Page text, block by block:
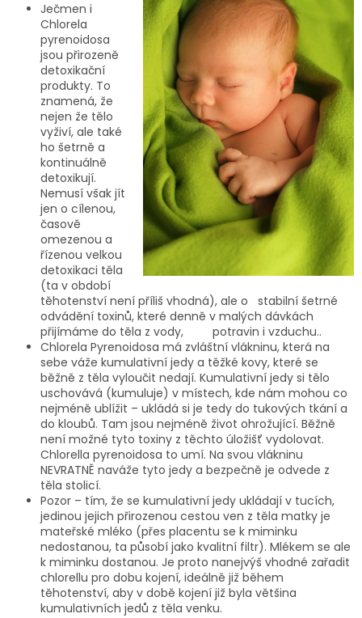
Ječmen i
Chlorela
pyrenoidosa
jsou přirozeně
detoxikační
produkty. To
znamená, že
nejen že tělo
vyživí, ale také
ho šetrně a
kontinuálně
detoxikují.
Nemusí však jít
jen o cílenou,
časově
omezenou a
řízenou velkou
detoxikaci těla
(ta v období
těhotenství není příliš vhodná), ale o stabilní šetrné
odvádění toxinů, které denně v malých dávkách
přijímáme do těla z vody, potravin i vzduchu..
Chlorela Pyrenoidosa má zvláštní vlákninu, která na
sebe váže kumulativní jedy a těžké kovy, které se
běžně z těla vyloučit nedají. Kumulativní jedy si tělo
uschovává (kumuluje) v místech, kde nám mohou co
nejméně ublížit – ukládá si je tedy do tukových tkání a
do kloubů. Tam jsou nejméně život ohrožující. Běžně
není možné tyto toxiny z těchto úložišť vydolovat.
Chlorella pyrenoidosa to umí. Na svou vlákninu
NEVRATNĚ naváže tyto jedy a bezpečně je odvede z
těla stolicí.
Pozor – tím, že se kumulativní jedy ukládají v tucích,
jedinou jejich přirozenou cestou ven z těla matky je
mateřské mléko (přes placentu se k miminku
nedostanou, ta působí jako kvalitní filtr). Mlékem se ale
k miminku dostanou. Je proto nanejvýš vhodné zařadit
chlorellu pro dobu kojení, ideálně již během
těhotenství, aby v době kojení již byla většina
kumulativních jedů z těla venku.